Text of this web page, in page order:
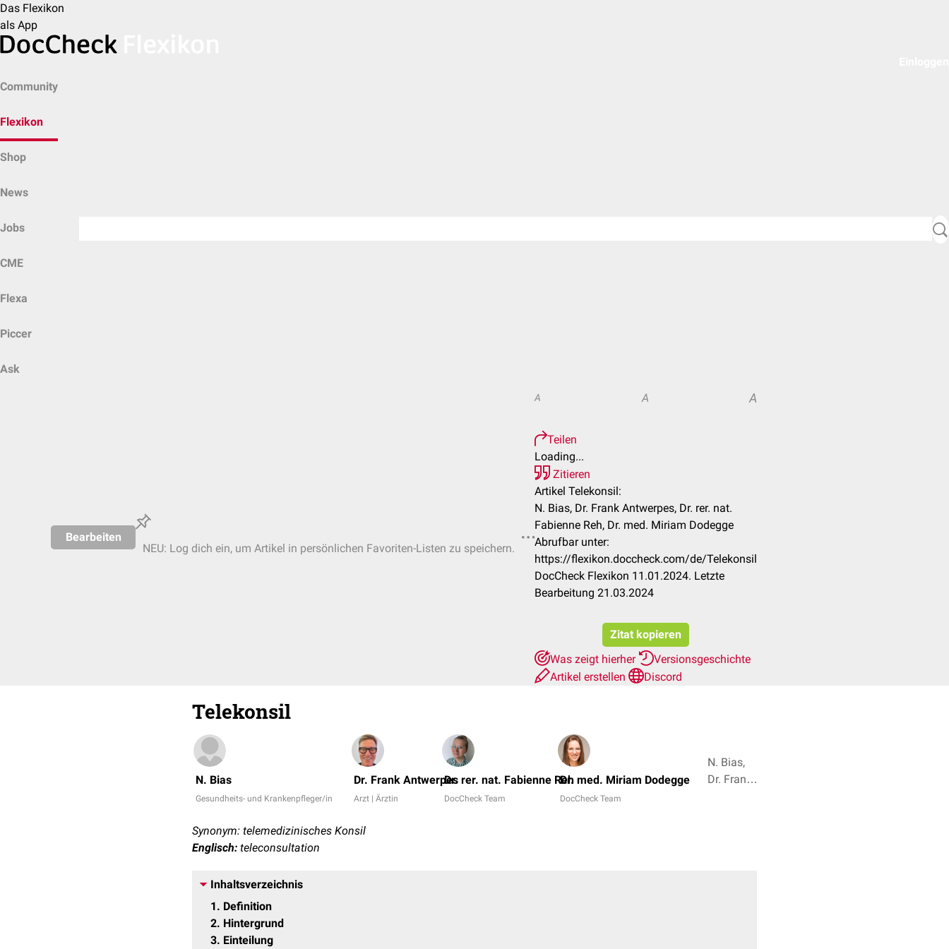
Das Flexikon
als App
Community
Flexikon
Shop
News
Jobs
CME
Flexa
Piccer
Ask
Bearbeiten
NEU: Log dich ein, um Artikel in persönlichen Favoriten-Listen zu speichern.
A A A
Teilen
Loading...
Zitieren
Artikel Telekonsil:
N. Bias, Dr. Frank Antwerpes, Dr. rer. nat.
Fabienne Reh, Dr. med. Miriam Dodegge
Abrufbar unter:
https://flexikon.doccheck.com/de/Telekonsil
DocCheck Flexikon 11.01.2024. Letzte
Bearbeitung 21.03.2024
Zitat kopieren
Was zeigt hierher
Versionsgeschichte
Artikel erstellen
Discord
Telekonsil
N. Bias
Gesundheits- und Krankenpfleger/in
Dr. Frank Antwerpes
Arzt | Ärztin
Dr. rer. nat. Fabienne Reh
DocCheck Team
Dr. med. Miriam Dodegge
DocCheck Team
N. Bias,
Dr. Frank
Synonym: telemedizinisches Konsil
Englisch: teleconsultation
Inhaltsverzeichnis
1
Definition
2 Hintergrund
3 Einteilung